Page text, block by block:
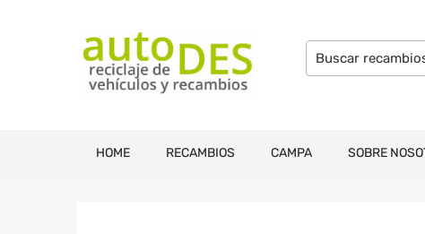
HOME RECAMBIOS CAMPA SOBRE